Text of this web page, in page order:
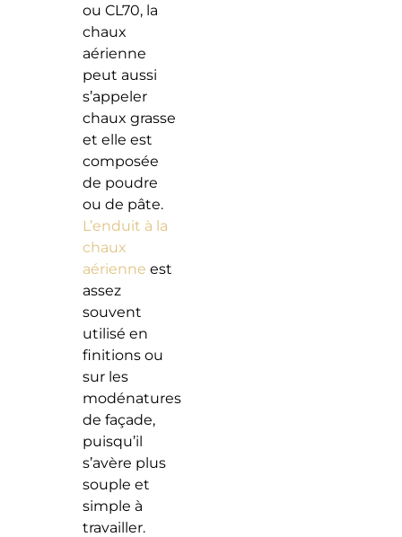
ou CL70, la
chaux
aérienne
peut aussi
s’appeler
chaux grasse
et elle est
composée
de poudre
ou de pâte.
L’enduit à la
chaux
aérienne est
assez
souvent
utilisé en
finitions ou
sur les
modénatures
de façade,
puisqu’il
s’avère plus
souple et
simple à
travailler.